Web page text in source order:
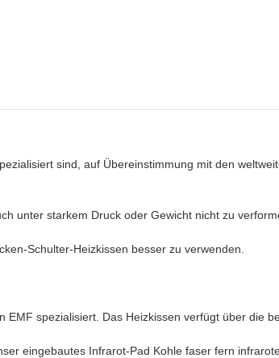
sind, auf Übereinstimmung mit den
unter starkem Druck oder Gewicht nicht zu
Schulter-Heizkissen besser zu verwenden.
spezialisiert. Das Heizkissen verfügt über die
eingebautes Infrarot-Pad Kohle faser fern